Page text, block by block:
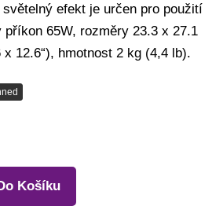
efekt je určen pro použití
65W, rozměry 23.3 x 27.1
12.6“), hmotnost 2 kg (4,4 lb).
Košíku